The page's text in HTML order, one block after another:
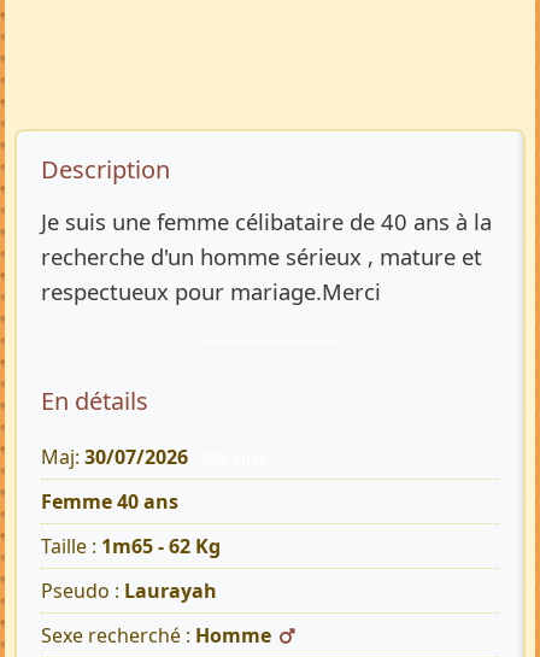
Description de l’annonce
Description
Je suis une femme célibataire de 40 ans à la
recherche d'un homme sérieux , mature et
respectueux pour mariage.Merci
En détails
Maj: 30/07/2026
Femme 40 ans
Taille : 1m65 - 62 Kg
Pseudo : Laurayah
Sexe recherché : Homme